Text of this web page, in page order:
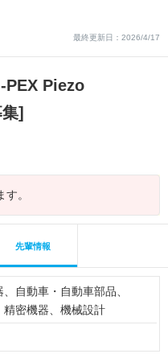
最終更新日：2026/4/17
PEX Piezo
]
。
先輩情報
自動車・自動車部品
精密機器 機械設計